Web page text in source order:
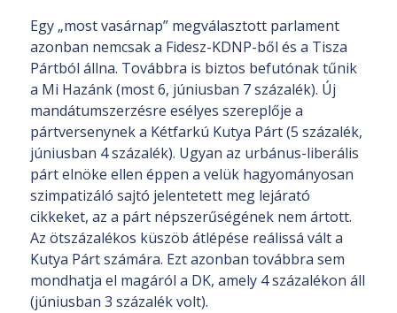
Egy „most vasárnap” megválasztott parlament
azonban nemcsak a Fidesz-KDNP-ből és a Tisza
Pártból állna. Továbbra is biztos befutónak tűnik
a Mi Hazánk (most 6, júniusban 7 százalék). Új
mandátumszerzésre esélyes szereplője a
pártversenynek a Kétfarkú Kutya Párt (5 százalék,
júniusban 4 százalék). Ugyan az urbánus-liberális
párt elnöke ellen éppen a velük hagyományosan
szimpatizáló sajtó jelentetett meg lejárató
cikkeket, az a párt népszerűségének nem ártott.
Az ötszázalékos küszöb átlépése reálissá vált a
Kutya Párt számára. Ezt azonban továbbra sem
mondhatja el magáról a DK, amely 4 százalékon áll
(júniusban 3 százalék volt).